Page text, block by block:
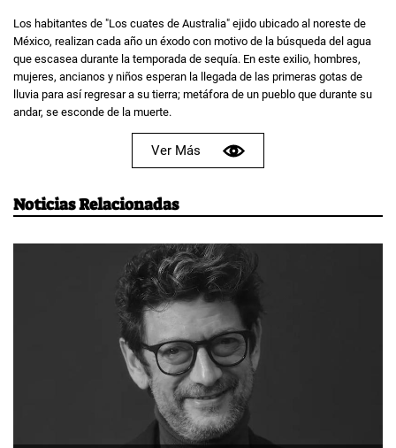
Los habitantes de "Los cuates de Australia" ejido ubicado al noreste de
México, realizan cada año un éxodo con motivo de la búsqueda del agua
que escasea durante la temporada de sequía. En este exilio, hombres,
mujeres, ancianos y niños esperan la llegada de las primeras gotas de
lluvia para así regresar a su tierra; metáfora de un pueblo que durante su
andar, se esconde de la muerte.
Ver Más
Noticias Relacionadas